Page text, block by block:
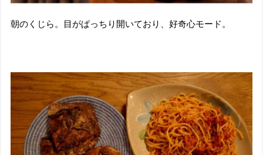
朝のくじら。目がぱっちり開いており、好奇心モード。